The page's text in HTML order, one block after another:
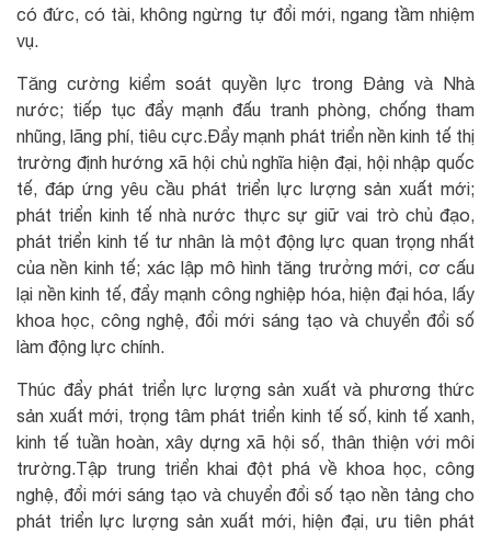
có đức, có tài, không ngừng tự đổi mới, ngang tầm nhiệm
vụ.
Tăng cường kiểm soát quyền lực trong Đảng và Nhà
nước; tiếp tục đẩy mạnh đấu tranh phòng, chống tham
nhũng, lãng phí, tiêu cực.Đẩy mạnh phát triển nền kinh tế thị
trường định hướng xã hội chủ nghĩa hiện đại, hội nhập quốc
tế, đáp ứng yêu cầu phát triển lực lượng sản xuất mới;
phát triển kinh tế nhà nước thực sự giữ vai trò chủ đạo,
phát triển kinh tế tư nhân là một động lực quan trọng nhất
của nền kinh tế; xác lập mô hình tăng trưởng mới, cơ cấu
lại nền kinh tế, đẩy mạnh công nghiệp hóa, hiện đại hóa, lấy
khoa học, công nghệ, đổi mới sáng tạo và chuyển đổi số
làm động lực chính.
Thúc đẩy phát triển lực lượng sản xuất và phương thức
sản xuất mới, trọng tâm phát triển kinh tế số, kinh tế xanh,
kinh tế tuần hoàn, xây dựng xã hội số, thân thiện với môi
trường.Tập trung triển khai đột phá về khoa học, công
nghệ, đổi mới sáng tạo và chuyển đổi số tạo nền tảng cho
phát triển lực lượng sản xuất mới, hiện đại, ưu tiên phát